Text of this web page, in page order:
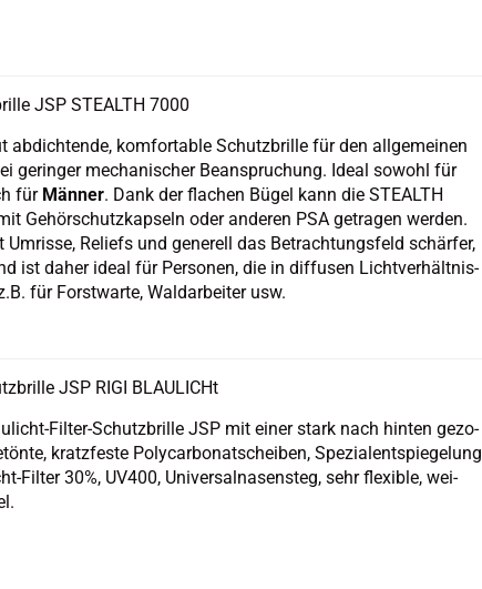
JSP STE­ALTH 7000
ab­dich­ten­de, kom­for­ta­ble Schutz­bril­le für den all­ge­mei­nen
ge­rin­ger me­cha­ni­scher Be­an­spru­chung. Ideal so­wohl für
für Män­ner. Dank der fla­chen Bügel kann die STE­ALTH
Ge­hör­schutz­kap­seln oder an­de­ren PSA ge­tra­gen wer­den.
Um­ris­se, Re­li­efs und ge­ne­rell das Be­trach­tungs­feld schär­fer,
ist daher ideal für Per­so­nen, die in dif­fu­sen Licht­ver­hält­nis­
für Forst­war­te, Wald­ar­bei­ter usw.
JSP RIGI BLAU­LICHt
​Filter-Schutzbrille JSP mit einer stark nach hin­ten ge­zo­
kratz­fes­te Po­ly­car­bo­natschei­ben, Spe­zi­a­lent­spie­ge­lung
​Filter 30%, UV400, Uni­ver­sal­na­sen­steg, sehr fle­xi­ble, wei­